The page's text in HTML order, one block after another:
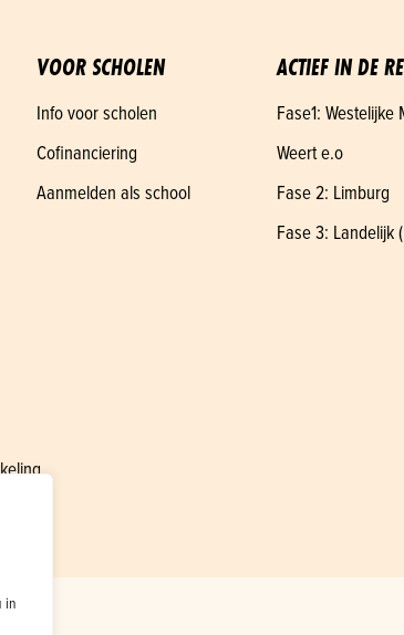
in
VOOR SCHOLEN
Info voor scholen
Cofinanciering
Aanmelden als school
ACTIEF IN DE
Fase1: Westelijke
Weert e.o
Fase 2: Limburg
Fase 3: Landelijk